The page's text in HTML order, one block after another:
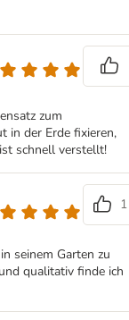
zum
in der Erde fixieren,
schnell verstellt!
1
seinem Garten zu
qualitativ finde ich